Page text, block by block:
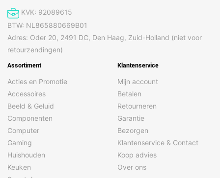
KVK: 92089615
BTW: NL865880669B01
Adres: Oder 20, 2491 DC, Den Haag, Zuid-Holland (niet voor
retourzendingen)
Assortiment
Acties en Promotie
Accessoires
Beeld & Geluid
Componenten
Computer
Gaming
Huishouden
Keuken
Klantenservice
Mijn account
Betalen
Retourneren
Garantie
Bezorgen
Klantenservice & Contact
Koop advies
Over ons